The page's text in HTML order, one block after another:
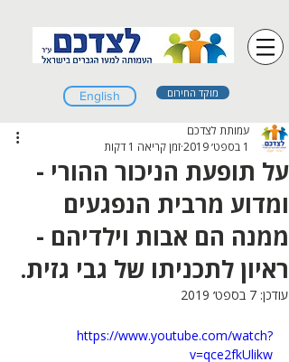
English מוקד החירום
על תופעת הניכור ההורי -
ומדוע מרבית הנפגעים
ממנה הם אבות וילדיהם -
ראיון לתכניתו של גבי גזית.
עמותת לצדכם
1 בספט׳ 2019
זמן קריאה 1 דקות
עודכן: 7 בספט׳ 2019
https://www.youtube.com/watch?
v=qce2fkUlikw